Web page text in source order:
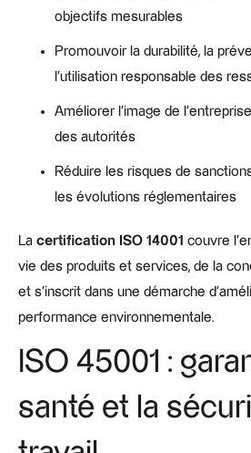
objectifs mesurables
Promouvoir la durabilité, la
l’utilisation responsable des
Améliorer l’image de
des autorités
Réduire les risques de
les évolutions réglementaires
La certification ISO 14001 couvre
vie des produits et services, de la
et s’inscrit dans une démarche
performance environnementale.
ISO 45001 :
santé et la